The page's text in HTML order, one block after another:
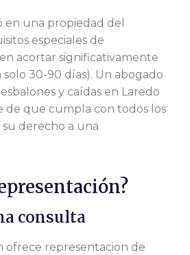
en una propiedad del
especiales de
acortar significativamente
solo 30-90 días). Un abogado
y caídas en Laredo
de que cumpla con todos los
derecho a una
consulta
ofrece representacion de